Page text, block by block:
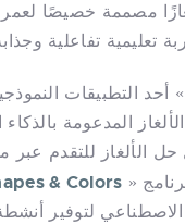
مصممة خصيصًا
تعليمية تفاعلية
أحد التطبيقات
المدعومة
الألغاز للتقدم عبر
«
& Colors
الاصطناعي لتوفير